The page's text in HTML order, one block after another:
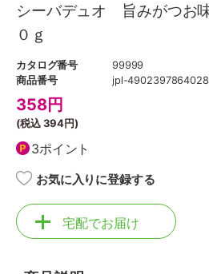
シーバデュオ 旨みがつお
０ｇ
カタログ番号
99999
商品番号
jpl-4902397864028
358円
(税込394円)
3ポイント
お気に入りに登録する
宅配でお届け